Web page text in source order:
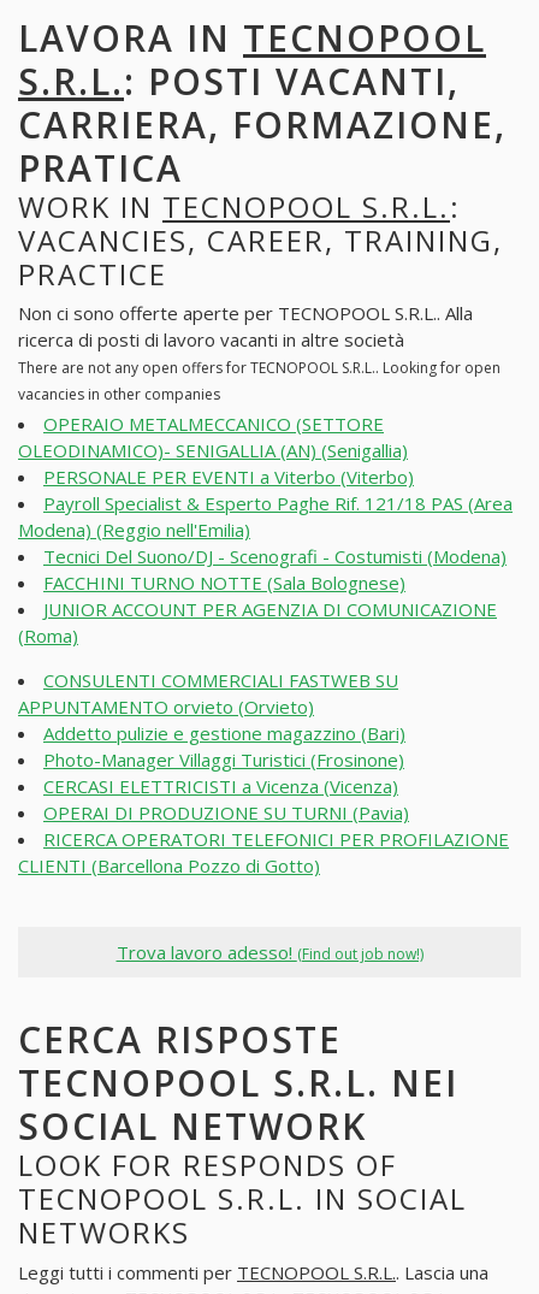
LAVORA IN TECNOPOOL
S.R.L.: POSTI VACANTI,
CARRIERA, FORMAZIONE,
PRATICA
WORK IN TECNOPOOL S.R.L.:
VACANCIES, CAREER, TRAINING,
PRACTICE
Non ci sono offerte aperte per TECNOPOOL S.R.L.. Alla
ricerca di posti di lavoro vacanti in altre società
There are not any open offers for TECNOPOOL S.R.L.. Looking for open
vacancies in other companies
OPERAIO METALMECCANICO (SETTORE
OLEODINAMICO)- SENIGALLIA (AN) (Senigallia)
PERSONALE PER EVENTI a Viterbo (Viterbo)
Payroll Specialist & Esperto Paghe Rif. 121/18 PAS (Area
Modena) (Reggio nell'Emilia)
Tecnici Del Suono/DJ - Scenografi - Costumisti (Modena)
FACCHINI TURNO NOTTE (Sala Bolognese)
JUNIOR ACCOUNT PER AGENZIA DI COMUNICAZIONE
(Roma)
CONSULENTI COMMERCIALI FASTWEB SU
APPUNTAMENTO orvieto (Orvieto)
Addetto pulizie e gestione magazzino (Bari)
Photo-Manager Villaggi Turistici (Frosinone)
CERCASI ELETTRICISTI a Vicenza (Vicenza)
OPERAI DI PRODUZIONE SU TURNI (Pavia)
RICERCA OPERATORI TELEFONICI PER PROFILAZIONE
CLIENTI (Barcellona Pozzo di Gotto)
Trova lavoro adesso! (Find out job now!)
CERCA RISPOSTE
TECNOPOOL S.R.L. NEI
SOCIAL NETWORK
LOOK FOR RESPONDS OF
TECNOPOOL S.R.L. IN SOCIAL
NETWORKS
Leggi tutti i commenti per TECNOPOOL S.R.L.. Lascia una